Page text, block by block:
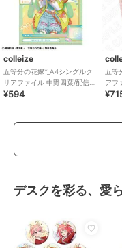
colleize
五等分の花嫁*_A4シングルク
リアファイル 中野四葉/配信者
なりきり
¥594
五等
アフ
デスクを彩る、愛